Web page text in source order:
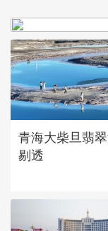
青海大柴旦翡
剔透